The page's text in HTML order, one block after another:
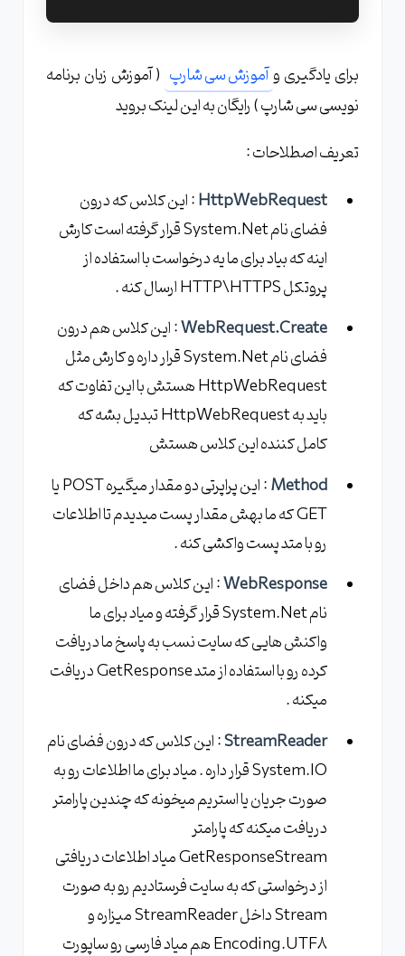
برای یادگیری و آموزش سی شارپ ( آموزش زبان برنامه
نویسی سی شارپ ) رایگان به این لینک بروید
تعریف اصطلاحات :
HttpWebRequest : این کلاس که درون
فضای نام System.Net قرار گرفته است کارش
اینه که بیاد برای ما یه درخواست با استفاده از
پروتکل HTTP\HTTPS ارسال کنه .
WebRequest.Create: این کلاس هم درون
فضای نام System.Net قرار داره و کارش مثل
HttpWebRequest هستش با این تفاوت که
باید به HttpWebRequest تبدیل بشه که
کامل کننده این کلاس هستش
Method
: این پراپرتی دو مقدار میگیره POST یا
GET که ما بهش مقدار پست میدیدم تا اطلاعات
رو با متد پست واکشی کنه .
WebResponse: این کلاس هم داخل فضای
نام System.Net قرار گرفته و میاد برای ما
واکنش هایی که سایت نسب به پاسخ ما دریافت
کرده رو با استفاده از متد GetResponse دریافت
میکنه .
StreamReader: این کلاس که درون فضای نام
System.IO قرار داره . میاد برای ما اطلاعات رو به
صورت جریان یا استریم میخونه که چندین پارامتر
دریافت میکنه که پارامتر
GetResponseStream میاد اطلاعات دریافتی
از درخواستی که به سایت فرستادیم رو به صورت
Stream داخل StreamReader میزاره و
Encoding.UTF8 هم میاد فارسی رو ساپورت